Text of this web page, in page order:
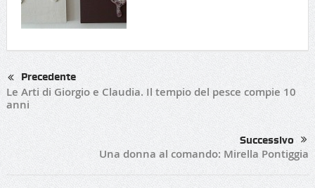
Precedente
Le Arti di Giorgio e Claudia. Il tempio del pesce compie 10
anni
Successivo
Una donna al comando: Mirella Pontiggia